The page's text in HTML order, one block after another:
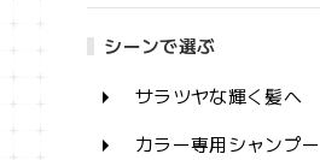
シーンで選ぶ
サラツヤな輝く髪へ
カラー専用シャンプー